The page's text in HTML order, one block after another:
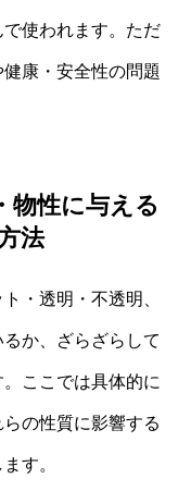
使われます。ただ
康・安全性の問題
物性に与える
法
・透明・不透明、
か、ざらざらして
ここでは具体的に
の性質に影響する
す。